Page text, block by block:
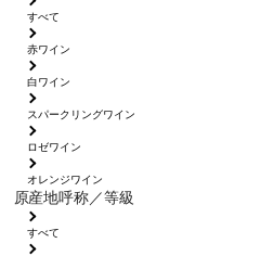
すべて
赤ワイン
白ワイン
スパークリングワイン
ロゼワイン
オレンジワイン
原産地呼称／等級
すべて